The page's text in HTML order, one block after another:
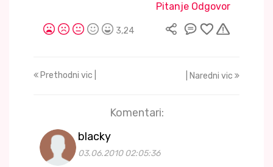
Pitanje Odgovor
3,24
Prethodni vic | | Naredni vic
Komentari:
blacky
03.06.2010 02:05:36